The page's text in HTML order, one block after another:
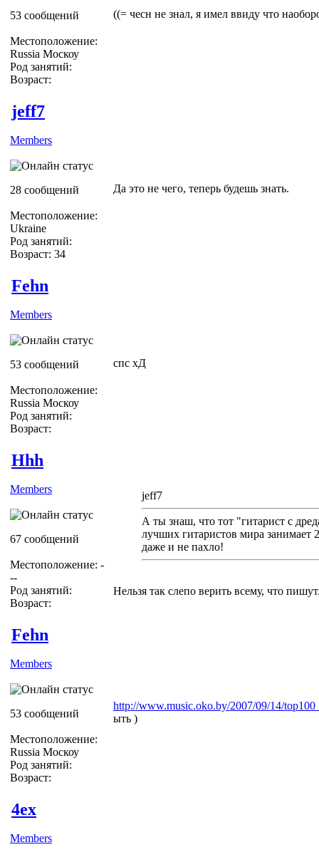
53 сообщений
Местоположение:
Russia Москоу
Род занятий:
Возраст:
((= чесн не знал, я имел ввиду что
jeff7
Members
28 сообщений
Местоположение:
Ukraine
Род занятий:
Возраст: 34
Да это не чего, теперь будешь знать.
Fehn
Members
53 сообщений
Местоположение:
Russia Москоу
Род занятий:
Возраст:
спс хД
Hhh
Members
67 сообщений
Местоположение: -
--
Род занятий:
Возраст:
jeff7
А ты знаш, что тот "гитарист с
лучших гитаристов мира занимает
даже и не пахло!
Нельзя так слепо верить всему, что
Fehn
Members
53 сообщений
Местоположение:
Russia Москоу
Род занятий:
Возраст:
http://www.music.oko.by/2007/09/14/
ыть )
4ex
Members